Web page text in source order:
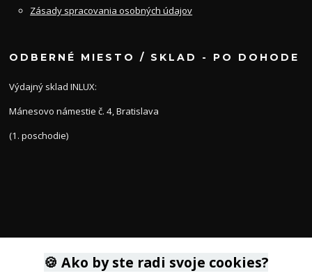
Zásady spracovania osobných údajov
ODBERNÉ MIESTO / SKLAD - PO DOHODE
Výdajný sklad INLUX:
Mánesovo námestie č. 4, Bratislava
(1. poschodie)
KONTAKTY
🍪 Ako by ste radi svoje cookies?